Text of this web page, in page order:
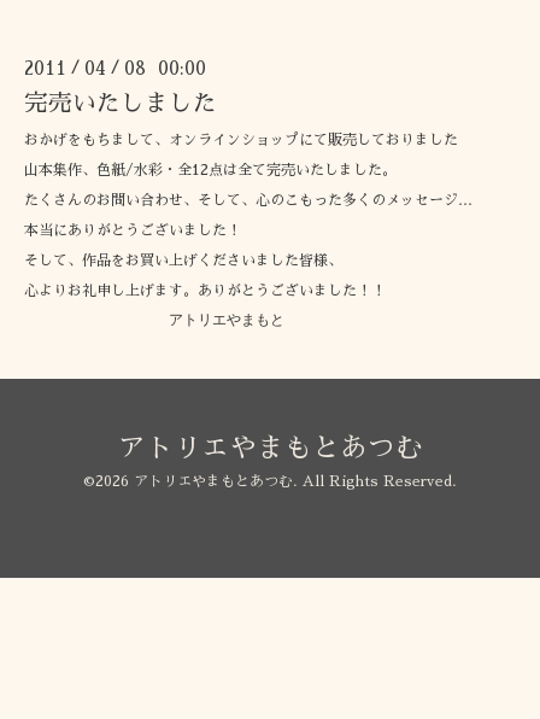
2011 / 04 / 08 00:00
完売いたしました
おかげをもちまして、オンラインショップにて販売しておりました
山本集作、色紙/水彩・全12点は全て完売いたしました。
たくさんのお問い合わせ、そして、心のこもった多くのメッセージ…
本当にありがとうございました！
そして、作品をお買い上げくださいました皆様、
心よりお礼申し上げます。ありがとうございました！！
アトリエやまもと
アトリエやまもとあつむ
©2026 アトリエやまもとあつむ. All Rights Reserved.